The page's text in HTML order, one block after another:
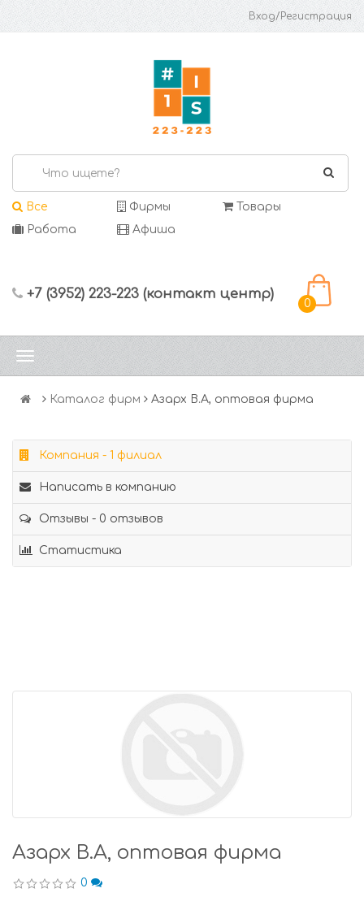
Вход/Регистрация
Все Фирмы
Товары
Работа
Афиша
+7 (3952) 223-223 (контакт центр)
0
Каталог фирм Азарх В.А, оптовая фирма
Компания - 1 филиал
Написать в компанию
Отзывы - 0 отзывов
Статистика
Азарх В.А, оптовая фирма
0